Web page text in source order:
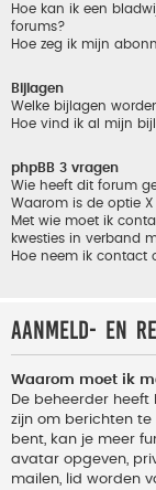
Hoe kan ik een
forums?
Hoe zeg ik mijn
Bijlagen
Welke bijlagen
Hoe vind ik al mijn
phpBB 3 vragen
Wie heeft dit forum
Waarom is de optie
Met wie moet ik
kwesties in verband
Hoe neem ik contact
Aanmeld- en
Waarom moet ik
De beheerder
zijn om berichten te
bent, kan je meer
avatar opgeven,
mailen, lid worden